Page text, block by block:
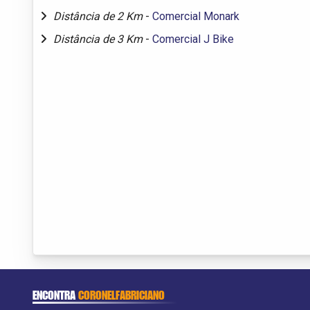
Distância de 2 Km - Comercial Monark
Distância de 3 Km - Comercial J Bike
ENCONTRACORONELFABRICIANO